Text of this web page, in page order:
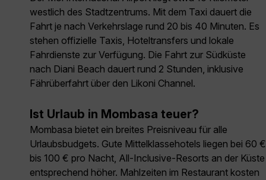
westlich des Stadtzentrums. Mit dem Taxi dauert die
Fahrt je nach Verkehrslage rund 20 bis 40 Minuten. Es
stehen offizielle Taxis, Hoteltransfers und lokale
Fahrdienste zur Verfügung. Die Fahrt zur Südküste
nach Diani Beach dauert rund 2 Stunden, inklusive
Fährüberfahrt über den Likoni Channel.
Ist Urlaub in Mombasa teuer?
Mombasa bietet ein breites Preisniveau für alle
Urlaubsbudgets. Gute Mittelklassehotels liegen bei 60 €
bis 100 € pro Nacht, All-Inclusive-Resorts an der Küste
entsprechend höher. Mahlzeiten im Restaurant kosten